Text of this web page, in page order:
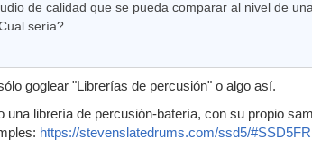
de calidad que se pueda comparar al nivel de
sería?
goglear "Librerías de percusión" o algo así.
una librería de percusión-batería, con su propio
https://stevenslatedrums.com/ssd5/